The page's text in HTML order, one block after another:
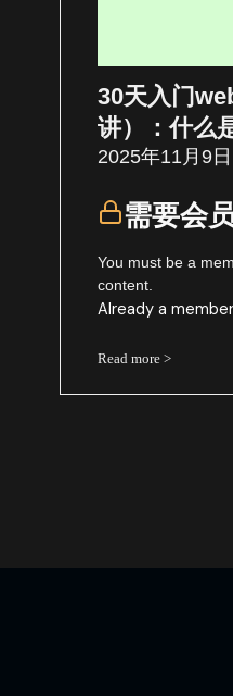
30天入门
讲）：什么
2025年11月9日
需要会
You must be a
content.
Already a
Read more >